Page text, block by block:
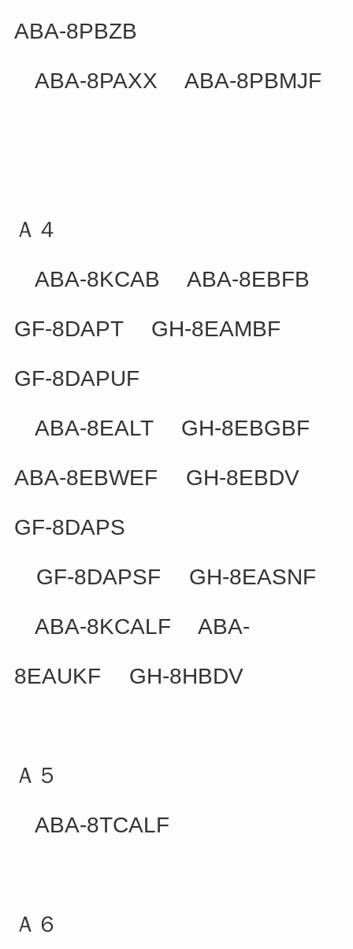
ABA-8PBZB
ABA-8PAXX ABA-8PBMJF
Ａ４
ABA-8KCAB ABA-8EBFB
GF-8DAPT GH-8EAMBF
GF-8DAPUF
ABA-8EALT GH-8EBGBF
ABA-8EBWEF GH-8EBDV
GF-8DAPS
GF-8DAPSF GH-8EASNF
ABA-8KCALF ABA-
8EAUKF GH-8HBDV
Ａ５
ABA-8TCALF
Ａ６